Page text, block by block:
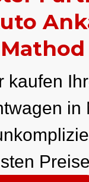
Mathod
kaufen
in